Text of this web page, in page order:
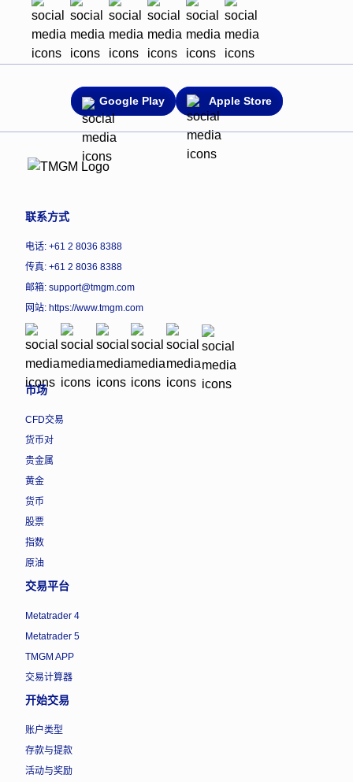
Google Play Apple Store
联系方式
电话: +61 2 8036 8388
传真: +61 2 8036 8388
邮箱: support@tmgm.com
网站: https://www.tmgm.com
市场
CFD交易
货币对
贵金属
黄金
货币
股票
指数
原油
交易平台
Metatrader 4
Metatrader 5
TMGM APP
交易计算器
开始交易
账户类型
存款与提款
活动与奖励